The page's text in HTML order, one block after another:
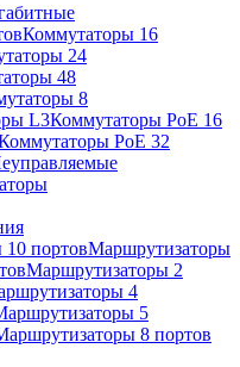
Коммутаторы 16
24
48
8
L3Коммутаторы PoE 16
PoE 32
портовМаршрутизаторы
Маршрутизаторы 2
4
5
8 портов